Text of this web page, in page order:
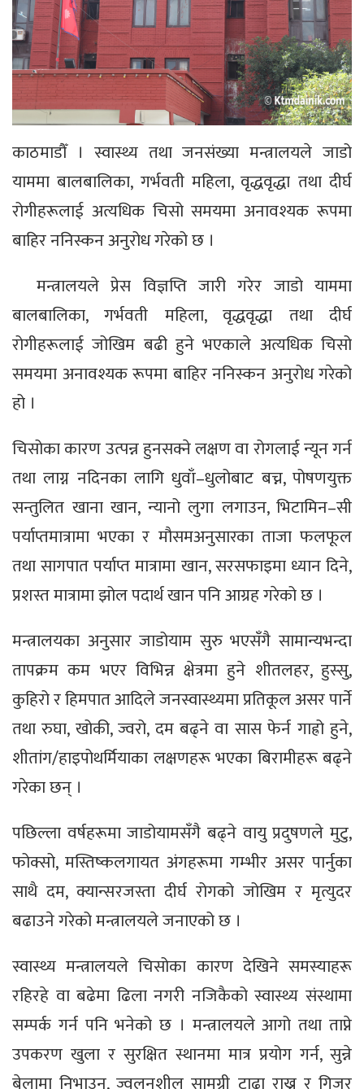
काठमाडौँ । स्वास्थ्य तथा जनसंख्या मन्त्रालयले जाडो
याममा बालबालिका, गर्भवती महिला, वृद्धवृद्धा तथा दीर्घ
रोगीहरूलाई अत्यधिक चिसो समयमा अनावश्यक रूपमा
बाहिर ननिस्कन अनुरोध गरेको छ ।
मन्त्रालयले प्रेस विज्ञप्ति जारी गरेर जाडो याममा
बालबालिका, गर्भवती महिला, वृद्धवृद्धा तथा दीर्घ
रोगीहरूलाई जोखिम बढी हुने भएकाले अत्यधिक चिसो
समयमा अनावश्यक रूपमा बाहिर ननिस्कन अनुरोध गरेको
हो ।
चिसोका कारण उत्पन्न हुनसक्ने लक्षण वा रोगलाई न्यून गर्न
तथा लाग्न नदिनका लागि धुवाँ–धुलोबाट बच्न, पोषणयुक्त
सन्तुलित खाना खान, न्यानो लुगा लगाउन, भिटामिन–सी
पर्याप्तमात्रामा भएका र मौसमअनुसारका ताजा फलफूल
तथा सागपात पर्याप्त मात्रामा खान, सरसफाइमा ध्यान दिने,
प्रशस्त मात्रामा झोल पदार्थ खान पनि आग्रह गरेको छ ।
मन्त्रालयका अनुसार जाडोयाम सुरु भएसँगै सामान्यभन्दा
तापक्रम कम भएर विभिन्न क्षेत्रमा हुने शीतलहर, हुस्सु,
कुहिरो र हिमपात आदिले जनस्वास्थ्यमा प्रतिकूल असर पार्ने
तथा रुघा, खोकी, ज्वरो, दम बढ्ने वा सास फेर्न गाह्रो हुने,
शीतांग/हाइपोथर्मियाका लक्षणहरू भएका बिरामीहरू बढ्ने
गरेका छन् ।
पछिल्ला वर्षहरूमा जाडोयामसँगै बढ्ने वायु प्रदुषणले मुटु,
फोक्सो, मस्तिष्कलगायत अंगहरूमा गम्भीर असर पार्नुका
साथै दम, क्यान्सरजस्ता दीर्घ रोगको जोखिम र मृत्युदर
बढाउने गरेको मन्त्रालयले जनाएको छ ।
स्वास्थ्य मन्त्रालयले चिसोका कारण देखिने समस्याहरू
रहिरहे वा बढेमा ढिला नगरी नजिकैको स्वास्थ्य संस्थामा
सम्पर्क गर्न पनि भनेको छ । मन्त्रालयले आगो तथा ताप्ने
उपकरण खुला र सुरक्षित स्थानमा मात्र प्रयोग गर्न, सुन्ने